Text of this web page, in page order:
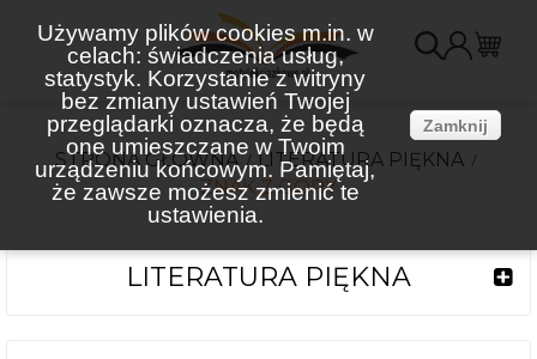
Używamy plików cookies m.in. w
celach: świadczenia usług,
statystyk. Korzystanie z witryny
bez zmiany ustawień Twojej
przeglądarki oznacza, że będą
one umieszczane w Twoim
urządzeniu końcowym. Pamiętaj,
że zawsze możesz zmienić te
ustawienia.
Zamknij
STRONA GŁÓWNA
LITERATURA PIĘKNA
ZNAK Z GÓRY
LITERATURA PIĘKNA